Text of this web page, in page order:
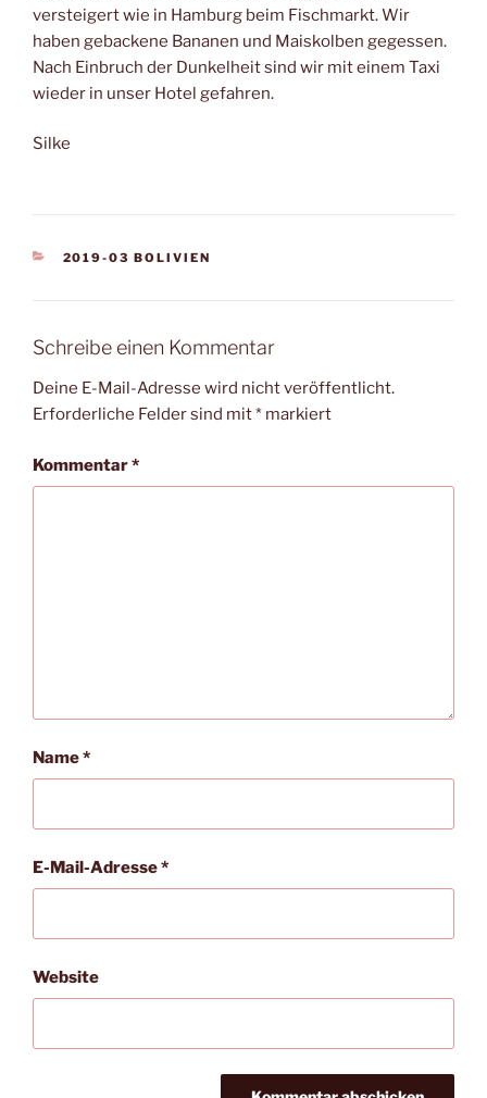
versteigert wie in Hamburg beim Fischmarkt. Wir
haben gebackene Bananen und Maiskolben gegessen.
Nach Einbruch der Dunkelheit sind wir mit einem Taxi
wieder in unser Hotel gefahren.
Silke
KATEGORIEN
2019-03 BOLIVIEN
Schreibe einen Kommentar
Deine E-Mail-Adresse wird nicht veröffentlicht.
Erforderliche Felder sind mit* markiert
Kommentar*
Name*
E-Mail-Adresse*
Website